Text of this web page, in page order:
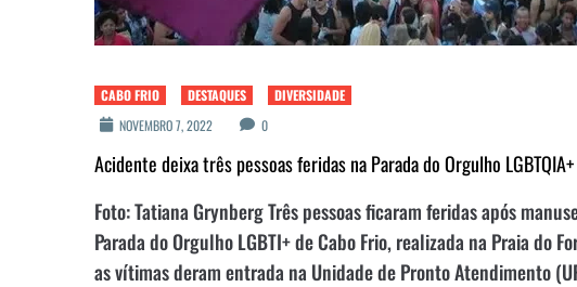
CABO FRIO DESTAQUES
DIVERSIDADE
NOVEMBRO 7, 2022
0
Acidente deixa três pessoas feridas na Parada do Orgulho
Foto: Tatiana Grynberg Três pessoas ficaram feridas após
Parada do Orgulho LGBTI+ de Cabo Frio, realizada na Praia do
as vítimas deram entrada na Unidade de Pronto Atendimento